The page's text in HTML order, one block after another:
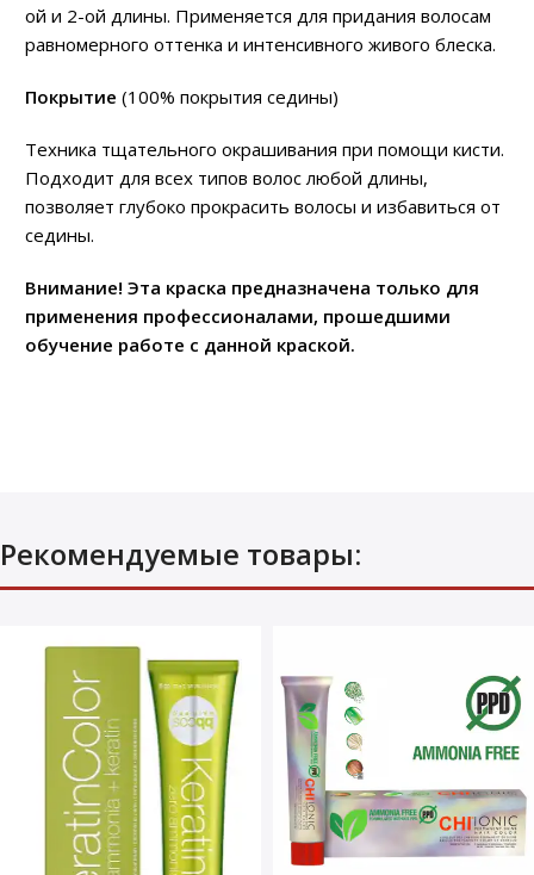
ой и 2-ой длины. Применяется для придания волосам
равномерного оттенка и интенсивного живого блеска.
Покрытие (100% покрытия седины)
Техника тщательного окрашивания при помощи кисти.
Подходит для всех типов волос любой длины,
позволяет глубоко прокрасить волосы и избавиться от
седины.
Внимание! Эта краска предназначена только для
применения профессионалами, прошедшими
обучение работе с данной краской.
Рекомендуемые товары: